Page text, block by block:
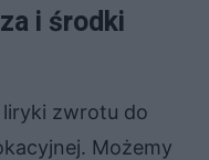
i środki
liryki zwrotu do
Możemy